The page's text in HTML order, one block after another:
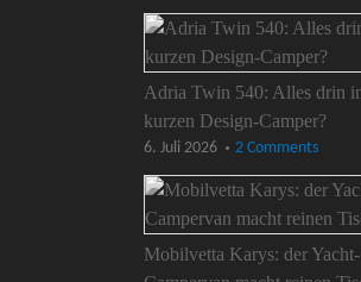
Adria Twin 540: Alles drin
kurzen Design-Camper?
6. Juli 2026 2 Comments
Mobilvetta Karys: der Yacht-